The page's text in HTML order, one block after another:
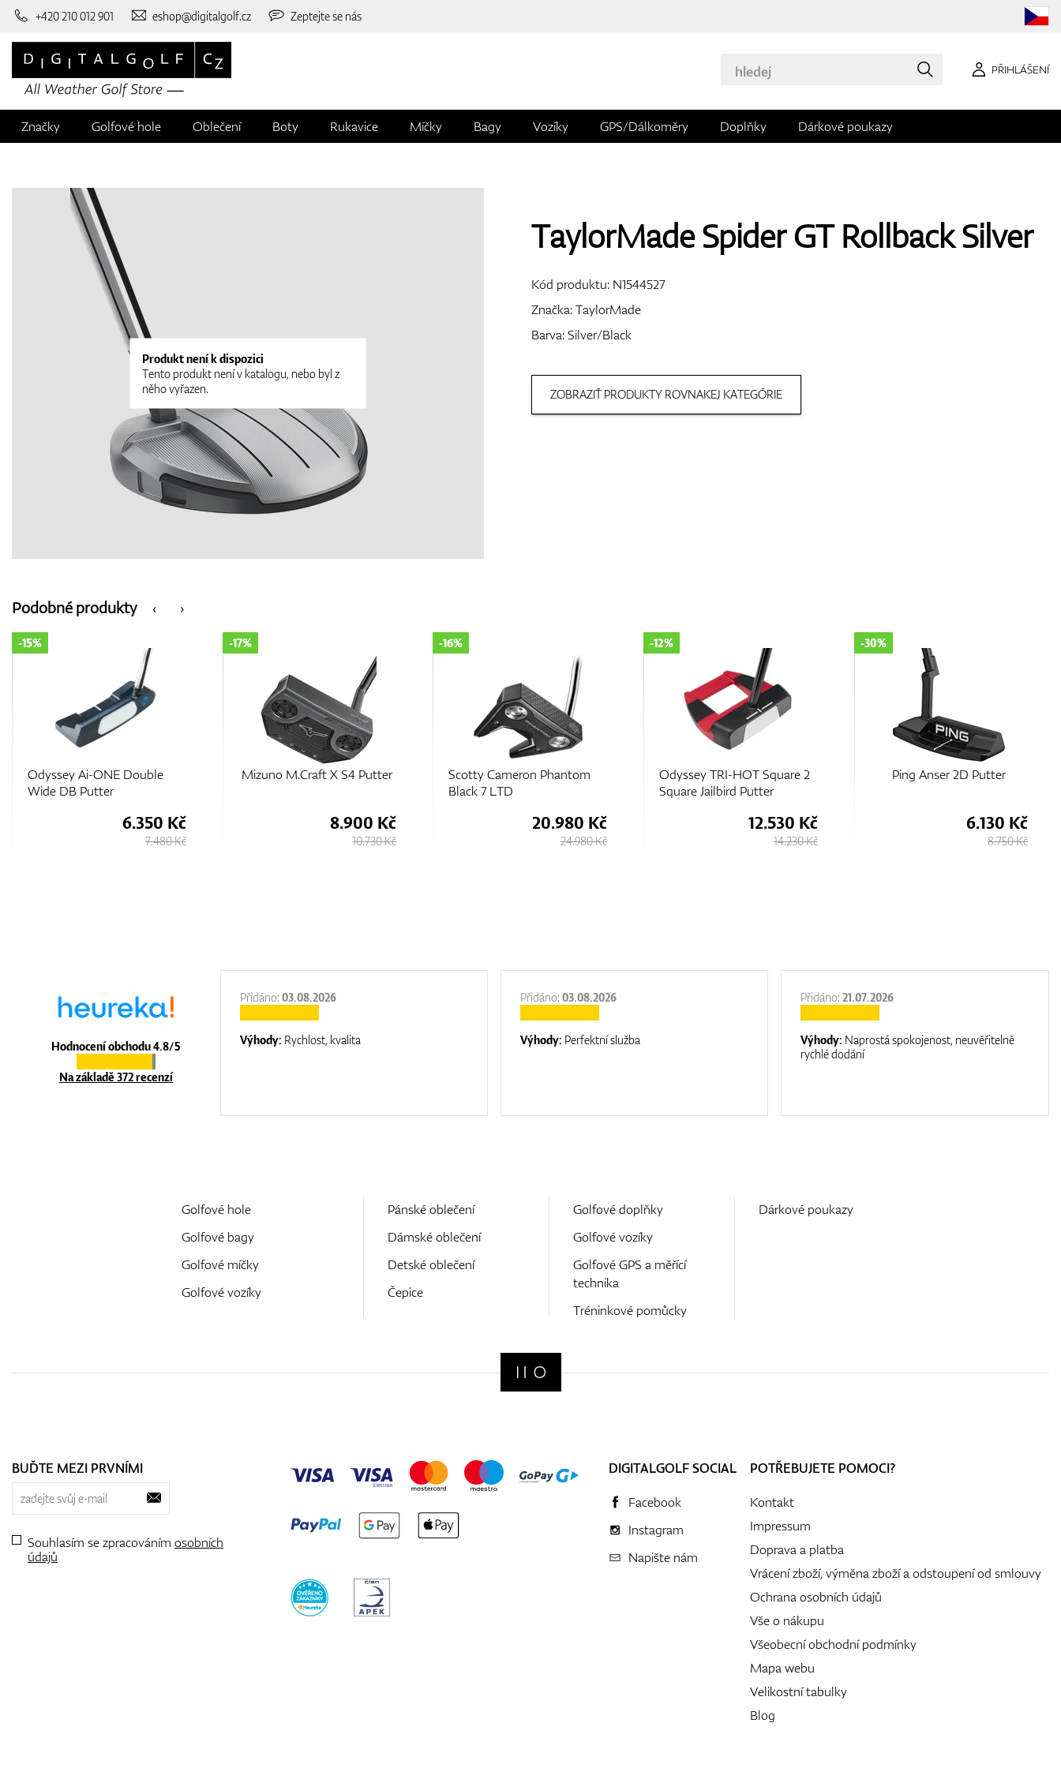
+420 210 012 901 eshop@digitalgolf.cz Zeptejte se nás
PŘIHLÁŠENÍ
Značky Golfové hole Oblečení Boty Rukavice Míčky Bagy Vozíky GPS/Dálkoměry Doplňky Dárkové poukazy
Produkt není k dispozici
Tento produkt není v katalogu, nebo byl z
něho vyřazen.
TaylorMade Spider GT Rollback Silver
Kód produktu: N1544527
Značka:TaylorMade
Barva: Silver/Black
ZOBRAZIŤ PRODUKTY ROVNAKEJ KATEGÓRIE
‹
Podobné produkty ›
Mizuno M.Craft X S4 Putter
-17%
8.900 Kč
10.730 Kč
Scotty Cameron Phantom
-16%
20.980 Kč
24.980 Kč
Odyssey TRI-HOT Square 2
Square Jailbird Putter
-12%
12.530 Kč
14.230 Kč
Ping Anser 2D Putter
-30%
6.130 Kč
8.750 Kč
Ping Ladies G Le3 Ketsch G
-11%
10.350 Kč
11.630 Kč
Hodnocení obchodu 4.8/5
Na základě 372 recenzí
Přidáno:03.08.2026
Výhody: Rychlost, kvalita
Přidáno:03.08.2026
Výhody: Perfektní služba
Přidáno:21.07.2026
Výhody: Naprostá spokojenost, neuvěřitelně
rychlé dodání
Golfové hole
Golfové bagy
Golfové míčky
Golfové vozíky
Pánské oblečení
Dámské oblečení
Detské oblečení
Čepice
Golfové doplňky
Golfové vozíky
Golfové GPS a měřící
technika
Tréninkové pomůcky
Dárkové poukazy
BUĎTE MEZI PRVNÍMI
Souhlasím se zpracováním osobních
údajů
DIGITALGOLF SOCIAL
Facebook
Instagram
Napište nám
POTŘEBUJETE POMOCI?
Kontakt
Impressum
Doprava a platba
Vrácení zboží, výměna zboží a odstoupení od smlouvy
Ochrana osobních údajů
Vše o nákupu
Všeobecní obchodní podmínky
Mapa webu
Velikostní tabulky
Blog